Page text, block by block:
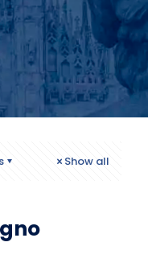
Show all